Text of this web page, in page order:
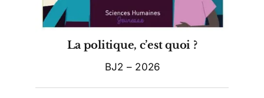
La politique, c’est quoi ?
BJ2 – 2026